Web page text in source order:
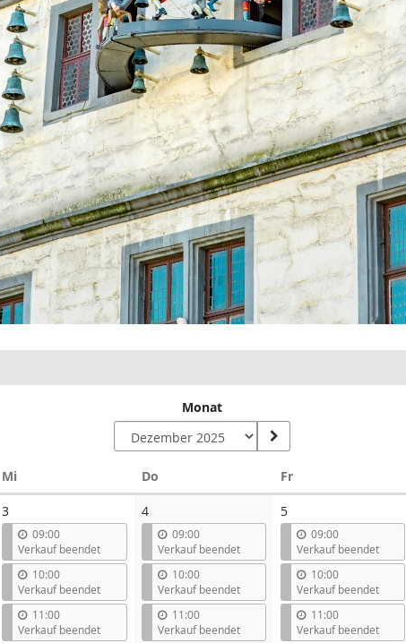
Monat
MiMittwoch Do FrFreitag
3
09:00
Verkauf beendet
10:00
Verkauf beendet
11:00
Verkauf beendet
4
09:00
Verkauf beendet
10:00
Verkauf beendet
11:00
Verkauf beendet
5
09:00
Verkauf beendet
10:00
Verkauf beendet
11:00
Verkauf beendet